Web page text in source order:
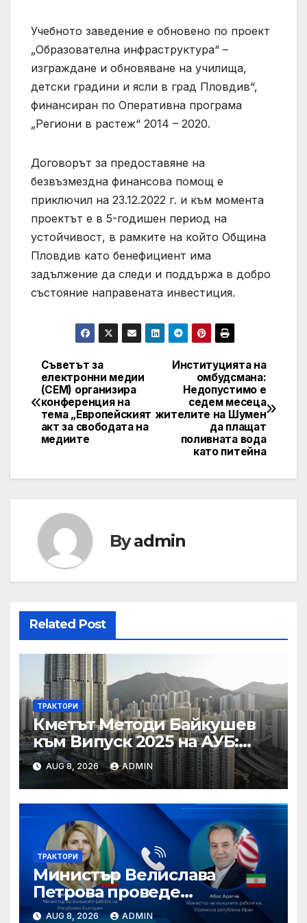
Учебното заведение е обновено по проект
„Образователна инфраструктура“ –
изграждане и обновяване на училища,
детски градини и ясли в град Пловдив“,
финансиран по Оперативна програма
„Региони в растеж“ 2014 – 2020.
Договорът за предоставяне на
безвъзмездна финансова помощ е
приключил на 23.12.2022 г. и към момента
проектът е в 5-годишен период на
устойчивост, в рамките на който Община
Пловдив като бенефициент има
задължение да следи и поддържа в добро
състояние направената инвестиция.
Post
navigation
Институцията на
омбудсмана:
Недопустимо е
седем месеца
жителите на Шумен
да плащат
поливната вода
като питейна
Съветът за
електронни медии
(СЕМ) организира
конференция на
тема „Европейският
акт за свободата на
медиите
Byadmin
Related Post
ТРАКТОРИ
Кметът Методи Байкушев
към Випуск 2025 на АУБ:
“Помнете Благоевград и се
връщайте тук!”
AUG 8, 2026 ADMIN
ТРАКТОРИ
Министър Велислава
Петрова проведе
телефонен разговор с
AUG 8, 2026 ADMIN